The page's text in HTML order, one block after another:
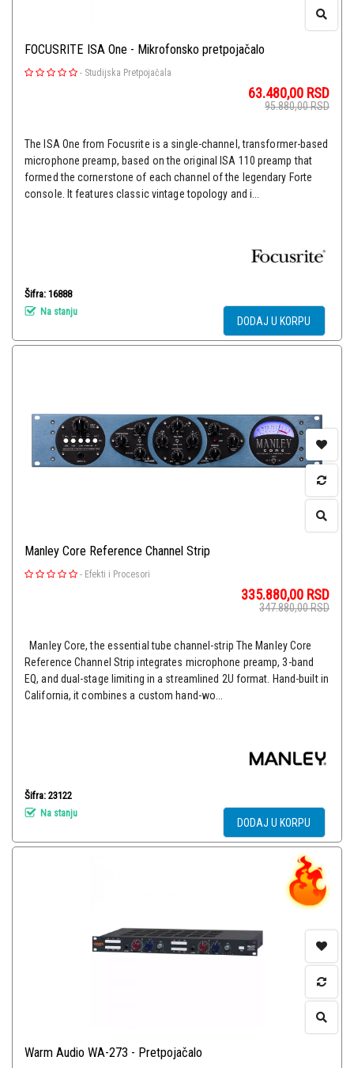
FOCUSRITE ISA One - Mikrofonsko pretpojačalo
- Studijska Pretpojačala
63.480,00 RSD
95.880,00RSD
The ISA One from Focusrite is a single-channel, transformer-based
microphone preamp, based on the original ISA 110 preamp that
formed the cornerstone of each channel of the legendary Forte
console. It features classic vintage topology and i...
Šifra: 16888
Na stanju
DODAJ U KORPU
Manley Core Reference Channel Strip
- Efekti i Procesori
335.880,00 RSD
347.880,00RSD
Manley Core, the essential tube channel-strip The Manley Core
Reference Channel Strip integrates microphone preamp, 3-band
EQ, and dual-stage limiting in a streamlined 2U format. Hand-built in
California, it combines a custom hand-wo...
Šifra: 23122
Na stanju
DODAJ U KORPU
Warm Audio WA-273 - Pretpojačalo